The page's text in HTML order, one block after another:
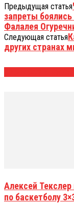
Предыдущая статья
запреты
Фалалея
Следующая статья
других странах
Алексей
по баскетболу